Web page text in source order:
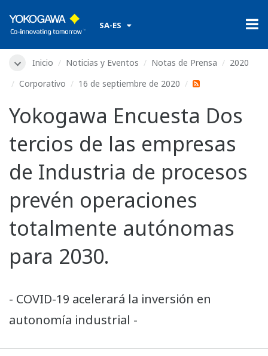
SA-ES
Inicio Noticias y Eventos Notas de Prensa
2020
Corporativo
16 de septiembre de 2020
Yokogawa Encuesta Dos
tercios de las empresas
de Industria de procesos
prevén operaciones
totalmente autónomas
para 2030.
- COVID-19 acelerará la inversión en
autonomía industrial -